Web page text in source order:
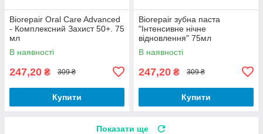
Biorepair Oral Care Advanced
- Комплексний Захист 50+. 75
мл
В наявності
247,20 ₴ 309 ₴
Купити
Biorepair зубна паста
"Інтенсивне нічне
відновлення" 75мл
В наявності
247,20 ₴ 309 ₴
Купити
Показати ще